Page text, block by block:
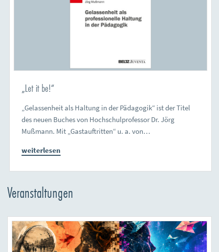
„Let it be!“
„Gelassenheit als Haltung in der Pädagogik“ ist der Titel
des neuen Buches von Hochschulprofessor Dr. Jörg
Mußmann. Mit „Gastauftritten“ u. a. von…
weiterlesen
Veranstaltungen